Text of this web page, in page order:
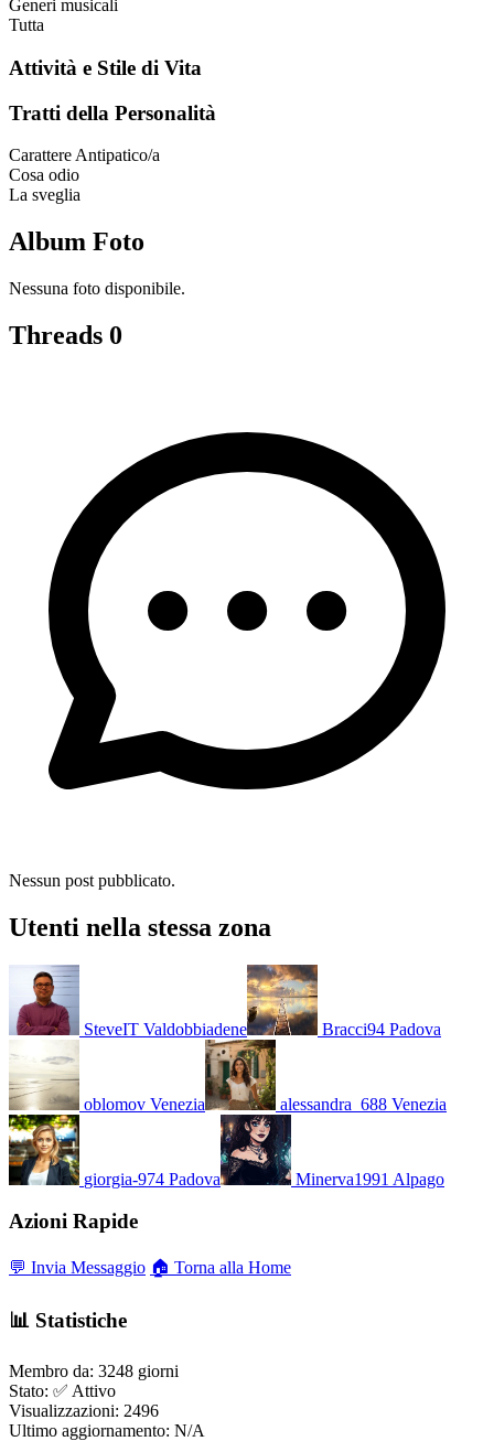
Generi musicali
Tutta
Attività e Stile di Vita
Tratti della Personalità
Carattere Antipatico/a
Cosa odio
La sveglia
Album Foto
Nessuna foto disponibile.
Threads 0
Nessun post pubblicato.
Utenti nella stessa zona
SteveIT Valdobbiadene Bracci94 Padova
oblomov Venezia alessandra_688 Venezia
giorgia-974 Padova Minerva1991 Alpago
Azioni Rapide
💬 Invia Messaggio 🏠 Torna alla Home
📊 Statistiche
Membro da: 3248 giorni
Stato: ✅ Attivo
Visualizzazioni: 2496
Ultimo aggiornamento: N/A